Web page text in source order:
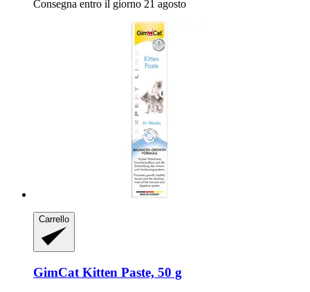
Consegna entro il giorno 21 agosto
Carrello
GimCat Kitten Paste, 50 g